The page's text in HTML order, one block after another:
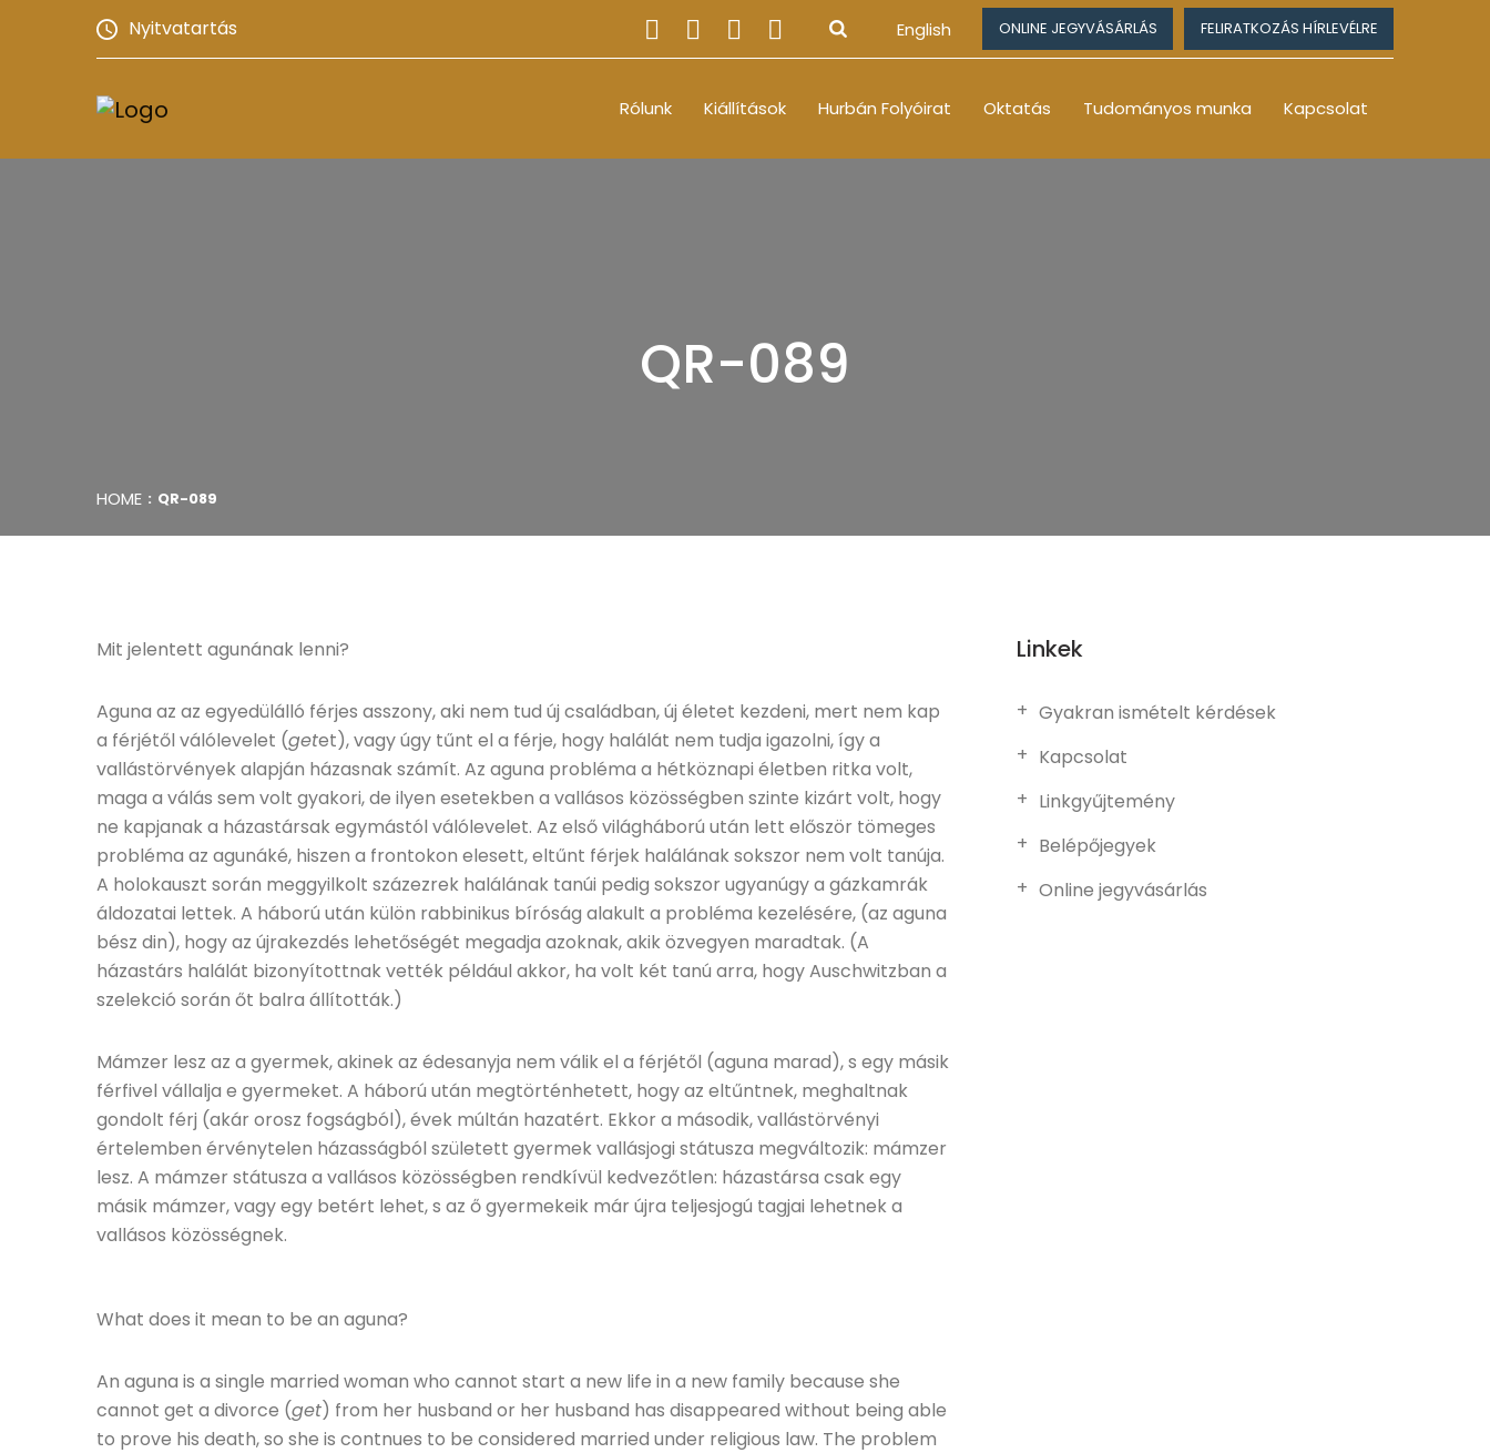
Nyitvatartás English ONLINE JEGYVÁSÁRLÁS FELIRATKOZÁS HÍRLEVÉLRE
Rólunk Kiállítások Hurbán Folyóirat Oktatás Tudományos munka Kapcsolat
QR-089
HOME QR-089
Mit jelentett agunának lenni?
Aguna az az egyedülálló férjes asszony, aki nem tud új családban, új életet kezdeni, mert nem kap
a férjétől válólevelet (getet), vagy úgy tűnt el a férje, hogy halálát nem tudja igazolni, így a
vallástörvények alapján házasnak számít. Az aguna probléma a hétköznapi életben ritka volt,
maga a válás sem volt gyakori, de ilyen esetekben a vallásos közösségben szinte kizárt volt, hogy
ne kapjanak a házastársak egymástól válólevelet. Az első világháború után lett először tömeges
probléma az agunáké, hiszen a frontokon elesett, eltűnt férjek halálának sokszor nem volt tanúja.
A holokauszt során meggyilkolt százezrek halálának tanúi pedig sokszor ugyanúgy a gázkamrák
áldozatai lettek. A háború után külön rabbinikus bíróság alakult a probléma kezelésére, (az aguna
bész din), hogy az újrakezdés lehetőségét megadja azoknak, akik özvegyen maradtak. (A
házastárs halálát bizonyítottnak vették például akkor, ha volt két tanú arra, hogy Auschwitzban a
szelekció során őt balra állították.)
Mámzer lesz az a gyermek, akinek az édesanyja nem válik el a férjétől (aguna marad), s egy másik
férfivel vállalja e gyermeket. A háború után megtörténhetett, hogy az eltűntnek, meghaltnak
gondolt férj (akár orosz fogságból), évek múltán hazatért. Ekkor a második, vallástörvényi
értelemben érvénytelen házasságból született gyermek vallásjogi státusza megváltozik: mámzer
lesz. A mámzer státusza a vallásos közösségben rendkívül kedvezőtlen: házastársa csak egy
másik mámzer, vagy egy betért lehet, s az ő gyermekeik már újra teljesjogú tagjai lehetnek a
vallásos közösségnek.
What does it mean to be an aguna?
An aguna is a single married woman who cannot start a new life in a new family because she
cannot get a divorce (get) from her husband or her husband has disappeared without being able
to prove his death, so she is contnues to be considered married under religious law. The problem
Linkek
Gyakran ismételt kérdések
Kapcsolat
Linkgyűjtemény
Belépőjegyek
Online jegyvásárlás